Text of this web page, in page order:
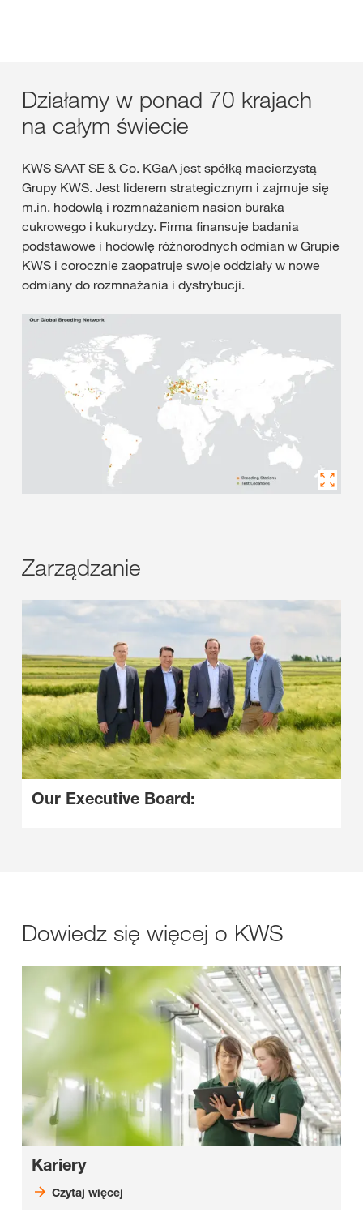
Działamy w ponad 70 krajach
na całym świecie
KWS SAAT SE & Co. KGaA jest spółką macierzystą
Grupy KWS. Jest liderem strategicznym i zajmuje się
m.in. hodowlą i rozmnażaniem nasion buraka
cukrowego i kukurydzy. Firma finansuje badania
podstawowe i hodowlę różnorodnych odmian w Grupie
KWS i corocznie zaopatruje swoje oddziały w nowe
odmiany do rozmnażania i dystrybucji.
Zarządzanie
Our Executive Board:
Dowiedz się więcej o KWS
Kariery
Czytaj więcej